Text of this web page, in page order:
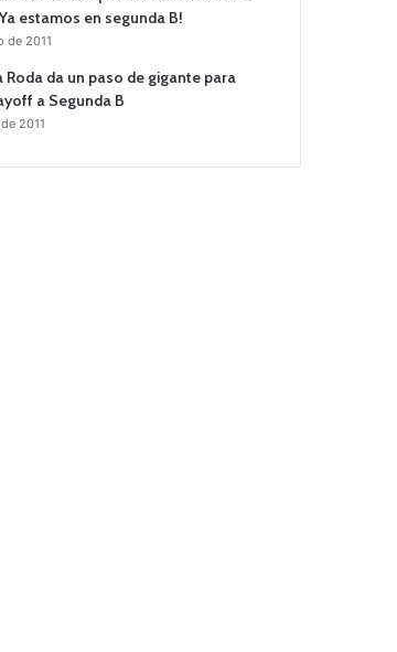
estamos en segunda B!
de 2011
Roda da un paso de gigante para
a Segunda B
2011